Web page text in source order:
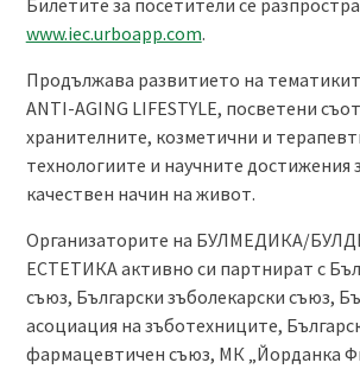
Билетите за посетители се
www.iec.urboapp.com.
Продължава развитието на
ANTI-AGING LIFESTYLE, посветени
хранителните, козметични и
технологиите и научните достижения
качествен начин на живот.
Организаторите на БУЛМЕДИКА/
EСТЕТИКА активно си партнират с
съюз, Български зъболекарски съюз,
асоциация на зъботехниците,
фармацевтичен съюз, МК „Йорданка